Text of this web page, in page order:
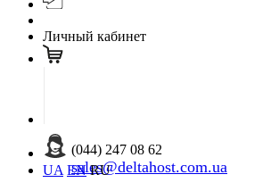
Личный кабинет
(044) 247 08 62
sales@deltahost.com.ua
UA EN RU